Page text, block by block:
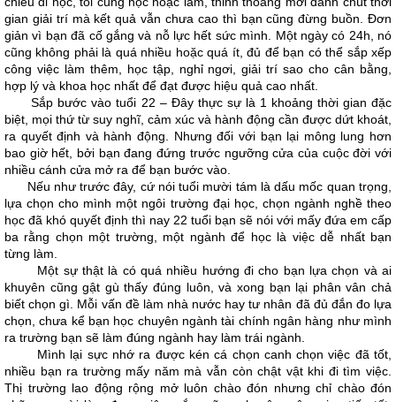
gian giải trí mà kết quả vẫn chưa cao thì bạn cũng đừng buồn. Đơn
giản vì bạn đã cố gắng và nỗ lực hết sức mình. Một ngày có 24h, nó
cũng không phải là quá nhiều hoặc quá ít, đủ để bạn có thể sắp xếp
công việc làm thêm, học tập, nghỉ ngơi, giải trí sao cho cân bằng,
hợp lý và khoa học nhất để đạt được hiệu quả cao nhất.
Sắp bước vào tuổi 22 – Đây thực sự là 1 khoảng thời gian đặc
biệt, mọi thứ từ suy nghĩ, cảm xúc và hành động cần được dứt khoát,
ra quyết định và hành động. Nhưng đối với bạn lại mông lung hơn
bao giờ hết, bởi bạn đang đứng trước ngưỡng cửa của cuộc đời với
nhiều cánh cửa mở ra để bạn bước vào.
Nếu như trước đây, cứ nói tuổi mười tám là dấu mốc quan trọng,
lựa chọn cho mình một ngôi trường đại học, chọn ngành nghề theo
học đã khó quyết định thì nay 22 tuổi bạn sẽ nói với mấy đứa em cấp
ba rằng chọn một trường, một ngành để học là việc dễ nhất bạn
từng làm.
Một sự thật là có quá nhiều hướng đi cho bạn lựa chọn và ai
khuyên cũng gật gù thấy đúng luôn, và xong bạn lại phân vân chả
biết chọn gì. Mỗi vấn đề làm nhà nước hay tư nhân đã đủ đắn đo lựa
chọn, chưa kể bạn học chuyên ngành tài chính ngân hàng như mình
ra trường bạn sẽ làm đúng ngành hay làm trái ngành.
Mình lại sực nhớ ra được kén cá chọn canh chọn việc đã tốt,
nhiều bạn ra trường mấy năm mà vẫn còn chật vật khi đi tìm việc.
Thị trường lao động rộng mở luôn chào đón nhưng chỉ chào đón